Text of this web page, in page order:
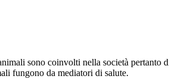
sono coinvolti nella società
fungono da mediatori di salute.